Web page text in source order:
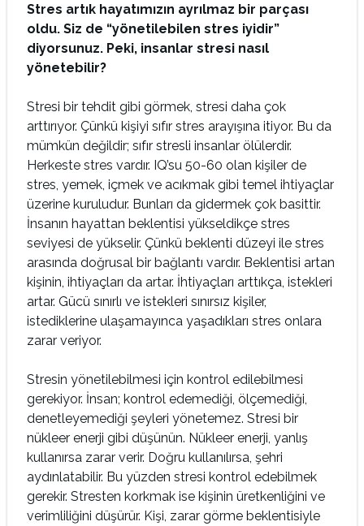
Stres artık hayatımızın ayrılmaz bir parçası
oldu. Siz de “yönetilebilen stres iyidir”
diyorsunuz. Peki, insanlar stresi nasıl
yönetebilir?
Stresi bir tehdit gibi görmek, stresi daha çok
arttırıyor. Çünkü kişiyi sıfır stres arayışına itiyor. Bu da
mümkün değildir; sıfır stresli insanlar ölülerdir.
Herkeste stres vardır. IQ’su 50-60 olan kişiler de
stres, yemek, içmek ve acıkmak gibi temel ihtiyaçlar
üzerine kuruludur. Bunları da gidermek çok basittir.
İnsanın hayattan beklentisi yükseldikçe stres
seviyesi de yükselir. Çünkü beklenti düzeyi ile stres
arasında doğrusal bir bağlantı vardır. Beklentisi artan
kişinin, ihtiyaçları da artar. İhtiyaçları arttıkça, istekleri
artar. Gücü sınırlı ve istekleri sınırsız kişiler,
istediklerine ulaşamayınca yaşadıkları stres onlara
zarar veriyor.
Stresin yönetilebilmesi için kontrol edilebilmesi
gerekiyor. İnsan; kontrol edemediği, ölçemediği,
denetleyemediği şeyleri yönetemez. Stresi bir
nükleer enerji gibi düşünün. Nükleer enerji, yanlış
kullanırsa zarar verir. Doğru kullanılırsa, şehri
aydınlatabilir. Bu yüzden stresi kontrol edebilmek
gerekir. Stresten korkmak ise kişinin üretkenliğini ve
verimliliğini düşürür. Kişi, zarar görme beklentisiyle